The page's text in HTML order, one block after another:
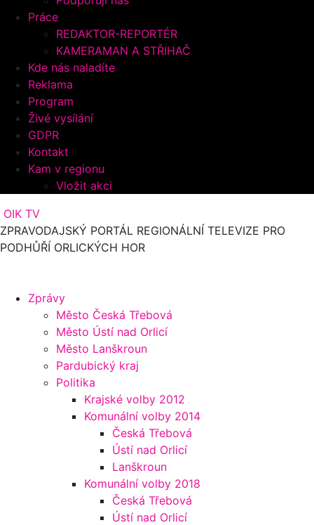
Práce
REDAKTOR-REPORTÉR
KAMERAMAN A STŘIHAČ
Kde nás naladíte
Reklama
Program
Živé vysílání
GDPR
Kontakt
Kam v regionu
Vložit akci
OIK TV
ZPRAVODAJSKÝ PORTÁL REGIONÁLNÍ TELEVIZE PRO
PODHŮŘÍ ORLICKÝCH HOR
Zprávy
Město Česká Třebová
Město Ústí nad Orlicí
Město Lanškroun
Pardubický kraj
Politika
Krajské volby 2012
Komunální volby 2014
Česká Třebová
Ústí nad Orlicí
Lanškroun
Komunální volby 2018
Česká Třebová
Ústí nad Orlicí